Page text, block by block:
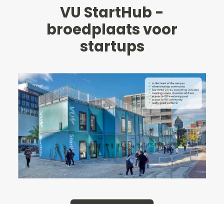
VU StartHub -
broedplaats voor
startups